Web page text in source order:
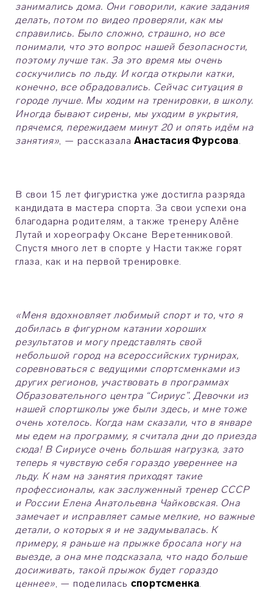
занимались дома. Они говорили, какие задания
делать, потом по видео проверяли, как мы
справились. Было сложно, страшно, но все
понимали, что это вопрос нашей безопасности,
поэтому лучше так. За это время мы очень
соскучились по льду. И когда открыли катки,
конечно, все обрадовались. Сейчас ситуация в
городе лучше. Мы ходим на тренировки, в школу.
Иногда бывают сирены, мы уходим в укрытия,
прячемся, пережидаем минут 20 и опять идём на
занятия», — рассказалаАнастасия Фурсова.
В свои 15 лет фигуристка уже достигла разряда
кандидата в мастера спорта. За свои успехи она
благодарна родителям, а также тренеру Алёне
Лутай и хореографу Оксане Веретенниковой.
Спустя много лет в спорте у Насти также горят
глаза, как и на первой тренировке.
«Меня вдохновляет любимый спорт и то, что я
добилась в фигурном катании хороших
результатов и могу представлять свой
небольшой город на всероссийских турнирах,
соревноваться с ведущими спортсменками из
других регионов, участвовать в программах
Образовательного центра “Сириус”. Девочки из
нашей спортшколы уже были здесь, и мне тоже
очень хотелось. Когда нам сказали, что в январе
мы едем на программу, я считала дни до приезда
сюда! В Сириусе очень большая нагрузка, зато
теперь я чувствую себя гораздо увереннее на
льду. К нам на занятия приходят такие
профессионалы, как заслуженный тренер СССР
и России Елена Анатольевна Чайковская. Она
замечает и исправляет самые мелкие, но важные
детали, о которых я и не задумывалась. К
примеру, я раньше на прыжке бросала ногу на
выезде, а она мне подсказала, что надо больше
досиживать, такой прыжок будет гораздо
ценнее», — поделилась спортсменка.